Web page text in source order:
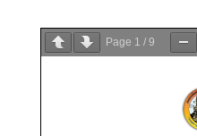
Page 1 / 9